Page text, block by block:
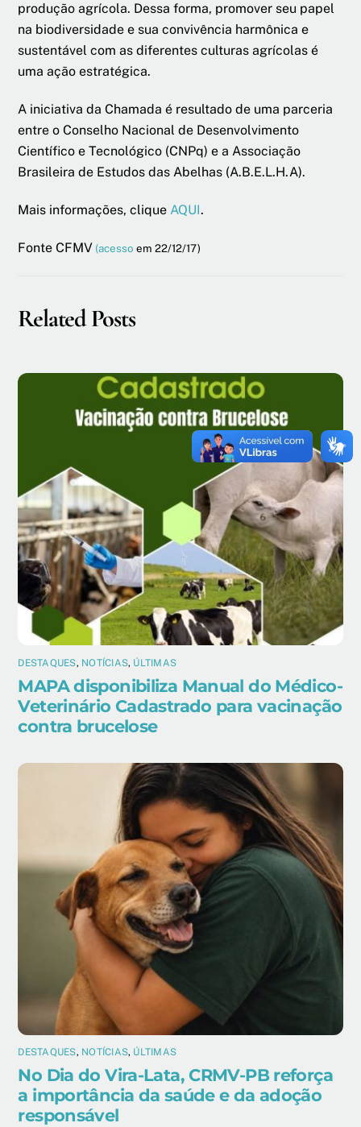
produção agrícola. Dessa forma, promover seu papel
na biodiversidade e sua convivência harmônica e
sustentável com as diferentes culturas agrícolas é
uma ação estratégica.
A iniciativa da Chamada é resultado de uma parceria
entre o Conselho Nacional de Desenvolvimento
Científico e Tecnológico (CNPq) e a Associação
Brasileira de Estudos das Abelhas (A.B.E.L.H.A).
Mais informações, cliqueAQUI.
Fonte CFMV (acesso em 22/12/17)
Related Posts
DESTAQUES, NOTÍCIAS, ÚLTIMAS
MAPA disponibiliza Manual do Médico-
Veterinário Cadastrado para vacinação
contra brucelose
DESTAQUES, NOTÍCIAS, ÚLTIMAS
No Dia do Vira-Lata, CRMV-PB reforça
a importância da saúde e da adoção
responsável